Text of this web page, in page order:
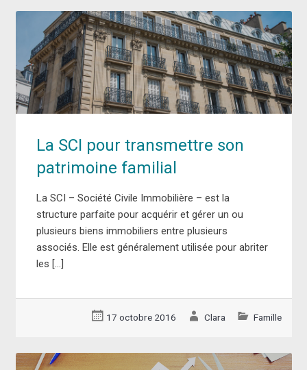
La SCI pour transmettre son
patrimoine familial
La SCI – Société Civile Immobilière – est la
structure parfaite pour acquérir et gérer un ou
plusieurs biens immobiliers entre plusieurs
associés. Elle est généralement utilisée pour abriter
les […]
17 octobre 2016 Clara Famille